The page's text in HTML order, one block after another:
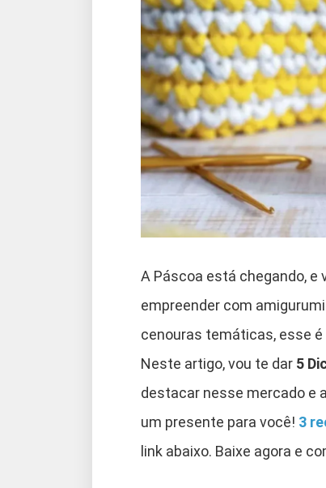
A Páscoa está chegando, e
empreender com
cenouras temáticas, esse
Neste artigo, vou te dar 5
destacar nesse mercado e
um presente para você! 3
link abaixo. Baixe agora e